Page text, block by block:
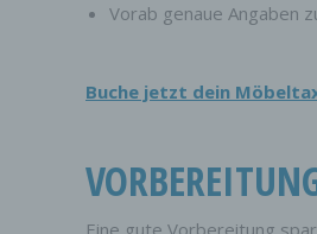
Vorab genaue Angaben
Buche jetzt dein